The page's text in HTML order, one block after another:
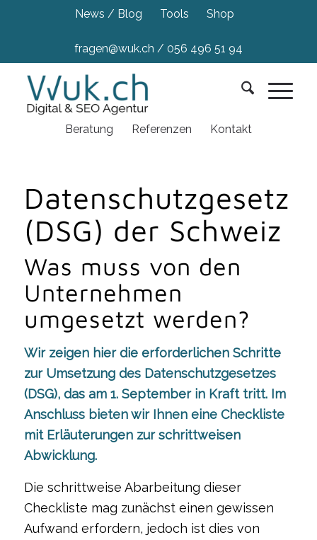
News / Blog Tools Shop
fragen@wuk.ch / 056 496 51 94
Beratung Referenzen Kontakt
Datenschutzgesetz
(DSG) der Schweiz
Was muss von den
Unternehmen
umgesetzt werden?
Wir zeigen hier die erforderlichen Schritte
zur Umsetzung des Datenschutzgesetzes
(DSG), das am 1. September in Kraft tritt. Im
Anschluss bieten wir Ihnen eine Checkliste
mit Erläuterungen zur schrittweisen
Abwicklung.
Die schrittweise Abarbeitung dieser
Checkliste mag zunächst einen gewissen
Aufwand erfordern, jedoch ist dies von